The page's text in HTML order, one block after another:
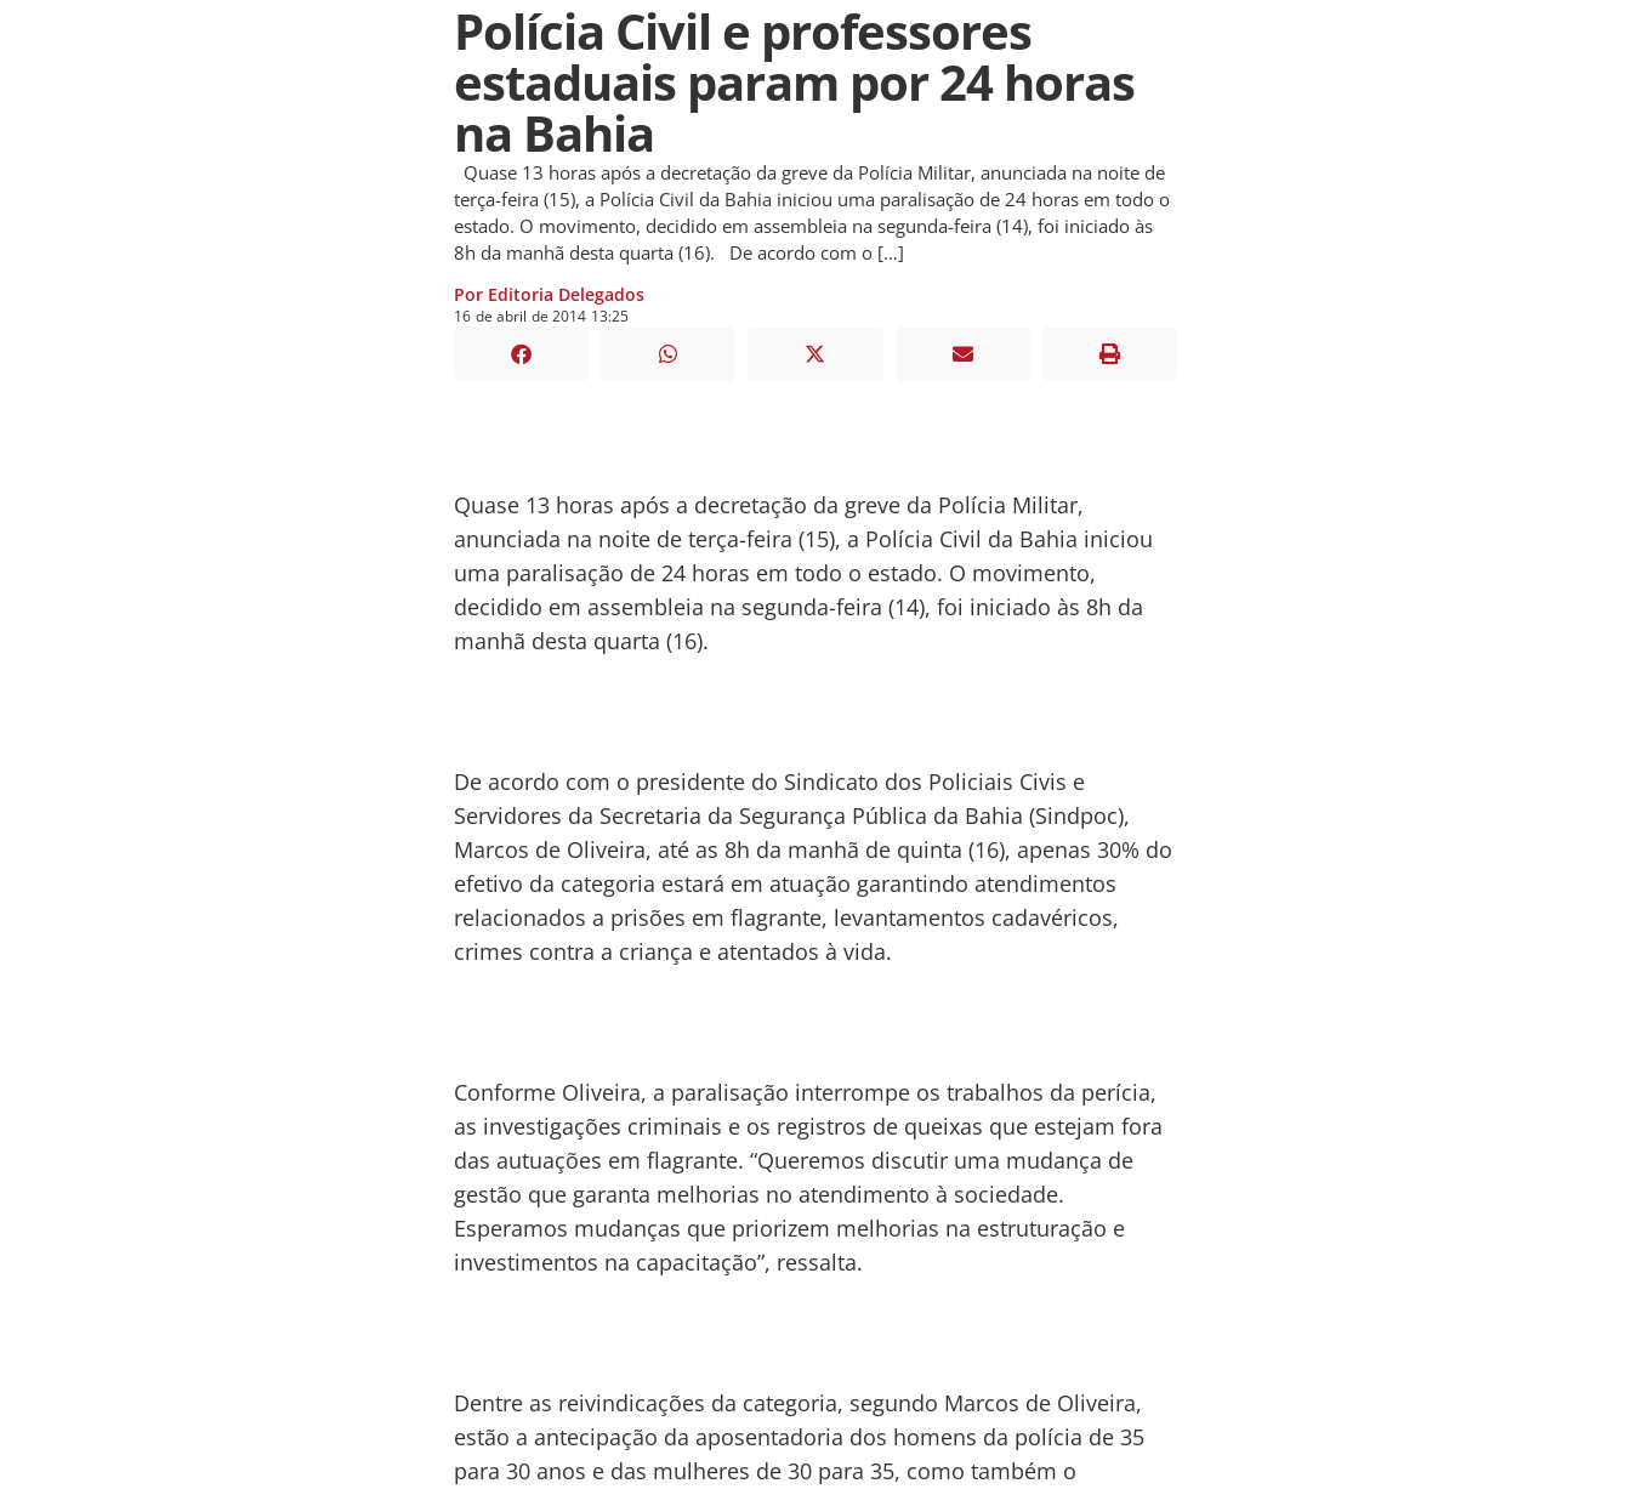
Polícia Civil e professores
estaduais param por 24 horas
na Bahia
Quase 13 horas após a decretação da greve da Polícia Militar, anunciada na noite de
terça-feira (15), a Polícia Civil da Bahia iniciou uma paralisação de 24 horas em todo o
estado. O movimento, decidido em assembleia na segunda-feira (14), foi iniciado às
8h da manhã desta quarta (16). De acordo com o […]
Por Editoria Delegados
16 deabril de2014 13:25
Quase 13 horas após a decretação da greve da Polícia Militar,
anunciada na noite de terça-feira (15), a Polícia Civil da Bahia iniciou
uma paralisação de 24 horas em todo o estado. O movimento,
decidido em assembleia na segunda-feira (14), foi iniciado às 8h da
manhã desta quarta (16).
De acordo com o presidente do Sindicato dos Policiais Civis e
Servidores da Secretaria da Segurança Pública da Bahia (Sindpoc),
Marcos de Oliveira, até as 8h da manhã de quinta (16), apenas 30% do
efetivo da categoria estará em atuação garantindo atendimentos
relacionados a prisões em flagrante, levantamentos cadavéricos,
crimes contra a criança e atentados à vida.
Conforme Oliveira, a paralisação interrompe os trabalhos da perícia,
as investigações criminais e os registros de queixas que estejam fora
das autuações em flagrante. “Queremos discutir uma mudança de
gestão que garanta melhorias no atendimento à sociedade.
Esperamos mudanças que priorizem melhorias na estruturação e
investimentos na capacitação”, ressalta.
Dentre as reivindicações da categoria, segundo Marcos de Oliveira,
estão a antecipação da aposentadoria dos homens da polícia de 35
para 30 anos e das mulheres de 30 para 35, como também o